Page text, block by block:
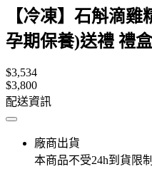
【冷凍】石斛滴雞
孕期保養)送禮 禮盒
$3,534
$3,800
配送資訊
廠商出貨
本商品不受24h到貨限制